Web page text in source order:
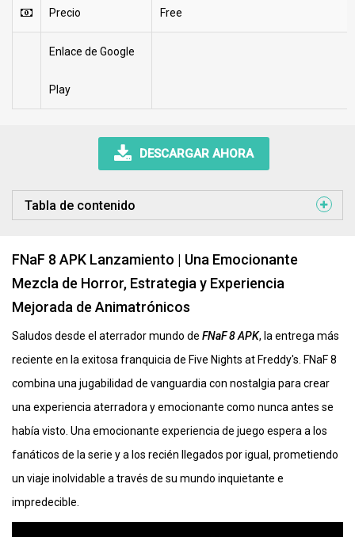
Precio Free
Enlace de Google
Play
DESCARGAR AHORA
Tabla de contenido
FNaF 8 APK Lanzamiento | Una Emocionante
Mezcla de Horror, Estrategia y Experiencia
Mejorada de Animatrónicos
Saludos desde el aterrador mundo de FNaF 8 APK, la entrega más
reciente en la exitosa franquicia de Five Nights at Freddy's. FNaF 8
combina una jugabilidad de vanguardia con nostalgia para crear
una experiencia aterradora y emocionante como nunca antes se
había visto. Una emocionante experiencia de juego espera a los
fanáticos de la serie y a los recién llegados por igual, prometiendo
un viaje inolvidable a través de su mundo inquietante e
impredecible.